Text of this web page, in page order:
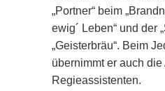
„Portner“ beim
ewig´ Leben“ und der
„Geisterbräu“. Beim
übernimmt er auch
Regieassistenten.